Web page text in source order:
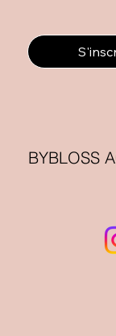
BYBLOSS